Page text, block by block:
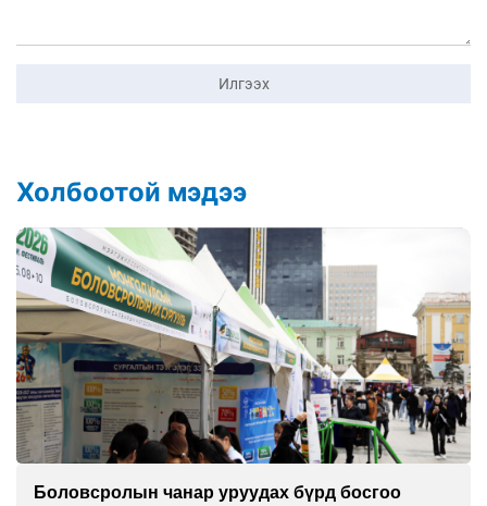
Илгээх
Холбоотой мэдээ
Дуу чимээний бохирдолд дарлуулсаар дуусах